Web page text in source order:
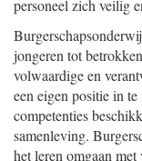
personeel zich veilig
jongeren tot
volwaardige en
een eigen positie in
competenties
samenleving.
het leren omgaan